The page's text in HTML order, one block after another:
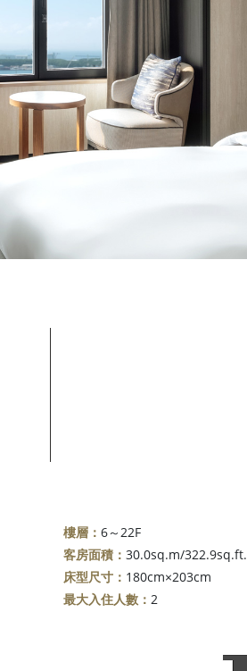
樓層： 6～22F
客房面積： 30.0sq.m/322.9sq.ft.
床型尺寸： 180cm×203cm
最大入住人數： 2